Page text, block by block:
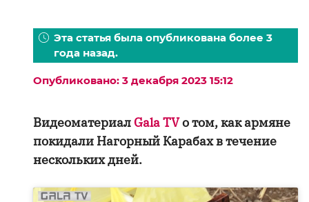
Эта статья была опубликована более 3
года назад.
Опубликовано: 3 декабря 2023 15:12
Видеоматериал Gala TVо том, как армяне
покидали Нагорный Карабах в течение
нескольких дней.